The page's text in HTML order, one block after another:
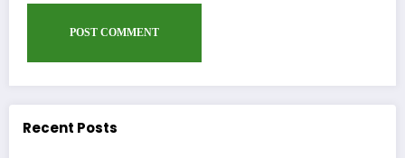
Recent Posts